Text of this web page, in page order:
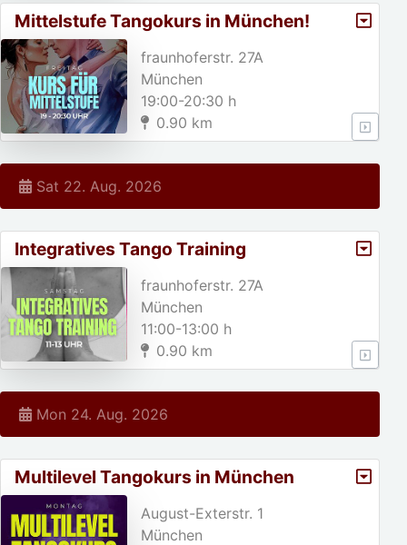
Mittelstufe Tangokurs in München!
fraunhoferstr. 27A
München
19:00-20:30 h
0.90 km
Sat 22. Aug. 2026
Integratives Tango Training
fraunhoferstr. 27A
München
11:00-13:00 h
0.90 km
Mon 24. Aug. 2026
Multilevel Tangokurs in München
August-Exterstr. 1
München